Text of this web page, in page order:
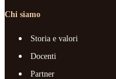
Chi siamo
Storia e valori
Docenti
Partner